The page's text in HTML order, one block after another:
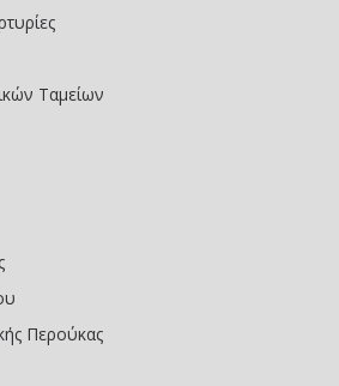
Ταμείων
Περούκας